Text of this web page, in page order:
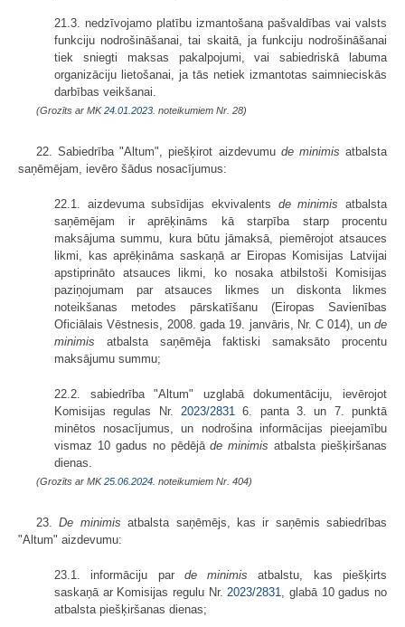
21.3. nedzīvojamo platību izmantošana pašvaldības vai valsts
funkciju nodrošināšanai, tai skaitā, ja funkciju nodrošināšanai
tiek sniegti maksas pakalpojumi, vai sabiedriskā labuma
organizāciju lietošanai, ja tās netiek izmantotas saimnieciskās
darbības veikšanai.
(Grozīts ar MK24.01.2023. noteikumiem Nr. 28)
22. Sabiedrība "Altum", piešķirot aizdevumu de minimis atbalsta
saņēmējam, ievēro šādus nosacījumus:
22.1. aizdevuma subsīdijas ekvivalents de minimis atbalsta
saņēmējam ir aprēķināms kā starpība starp procentu
maksājuma summu, kura būtu jāmaksā, piemērojot atsauces
likmi, kas aprēķināma saskaņā ar Eiropas Komisijas Latvijai
apstiprināto atsauces likmi, ko nosaka atbilstoši Komisijas
paziņojumam par atsauces likmes un diskonta likmes
noteikšanas metodes pārskatīšanu (Eiropas Savienības
Oficiālais Vēstnesis, 2008. gada 19. janvāris, Nr. C 014), un de
minimis atbalsta saņēmēja faktiski samaksāto procentu
maksājumu summu;
22.2. sabiedrība "Altum" uzglabā dokumentāciju, ievērojot
Komisijas regulas Nr. 2023/2831 6. panta 3. un 7. punktā
minētos nosacījumus, un nodrošina informācijas pieejamību
vismaz 10 gadus no pēdējāde minimis atbalsta piešķiršanas
dienas.
(Grozīts ar MK25.06.2024. noteikumiem Nr. 404)
23.De minimis atbalsta saņēmējs, kas ir saņēmis sabiedrības
"Altum" aizdevumu:
23.1. informāciju par de minimis atbalstu, kas piešķirts
saskaņā ar Komisijas regulu Nr.2023/2831, glabā 10 gadus no
atbalsta piešķiršanas dienas;